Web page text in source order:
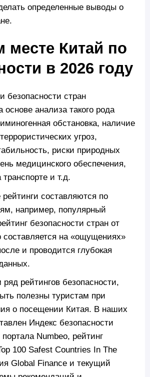
определенные выводы о
месте Китай по
в 2026 году
безопасности стран
основе анализа такого рода
обстановка, наличие
угроз,
риски природных
медицинского обеспечения,
транспорте и т.д.
составляются по
например, популярный
безопасности стран от
составляется на «ощущениях»
и проводится глубокая
рейтингов безопасности,
полезны туристам при
о посещении Китая. В наших
Индекс безопасности
Numbeo, рейтинг
100 Safest Countries In The
Global Finance и текущий